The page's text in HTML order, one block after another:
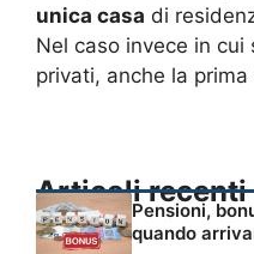
unica casa di
Nel caso invece in
privati, anche la
Articoli recenti
Pensioni,
quando